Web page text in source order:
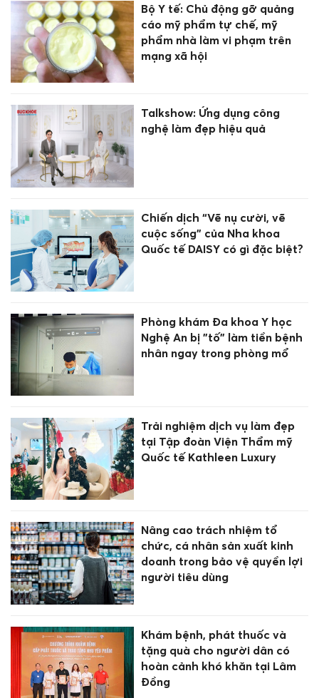
Bộ Y tế: Chủ động gỡ quảng
cáo mỹ phẩm tự chế, mỹ
phẩm nhà làm vi phạm trên
mạng xã hội
Talkshow: Ứng dụng công
nghệ làm đẹp hiệu quả
Chiến dịch “Vẽ nụ cười, vẽ
cuộc sống” của Nha khoa
Quốc tế DAISY có gì đặc biệt?
Phòng khám Đa khoa Y học
Nghệ An bị "tố" làm tiền bệnh
nhân ngay trong phòng mổ
Trải nghiệm dịch vụ làm đẹp
tại Tập đoàn Viện Thẩm mỹ
Quốc tế Kathleen Luxury
Nâng cao trách nhiệm tổ
chức, cá nhân sản xuất kinh
doanh trong bảo vệ quyền lợi
người tiêu dùng
Khám bệnh, phát thuốc và
tặng quà cho người dân có
hoàn cảnh khó khăn tại Lâm
Đồng